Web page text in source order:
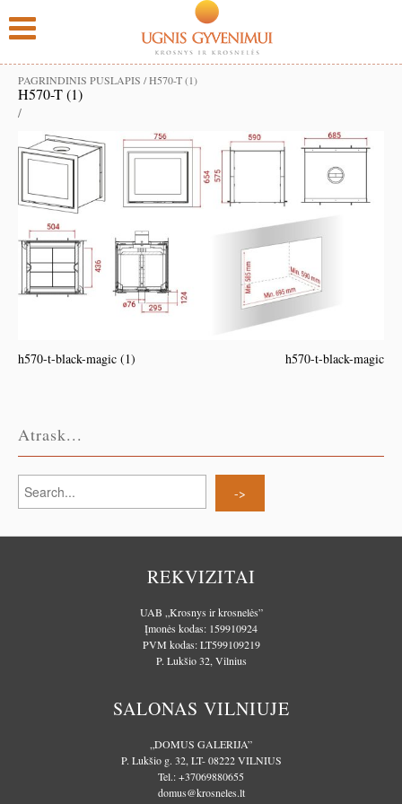
PAGRINDINIS PUSLAPIS /H570-T (1)
H570-T (1)
/
h570-t-black-magic (1) h570-t-black-magic
Atrask...
REKVIZITAI
UAB „Krosnys ir krosnelės”
Įmonės kodas: 159910924
PVM kodas: LT599109219
P. Lukšio 32, Vilnius
SALONAS VILNIUJE
„DOMUS GALERIJA”
P. Lukšio g. 32, LT- 08222 VILNIUS
Tel.:+37069880655
domus@krosneles.lt